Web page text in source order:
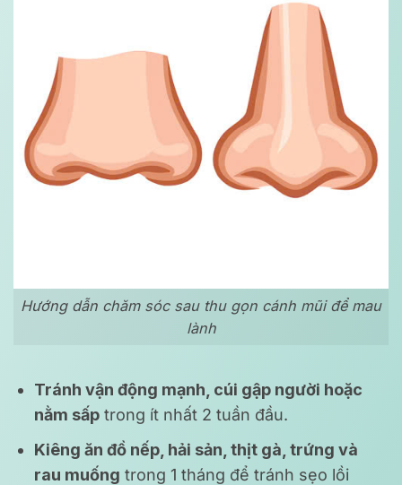
Hướng dẫn chăm sóc sau thu gọn cánh mũi để mau
lành
Tránh vận động mạnh, cúi gập người hoặc
nằm sấp trong ít nhất 2 tuần đầu.
Kiêng ăn đồ nếp, hải sản, thịt gà, trứng và
rau muống trong 1 tháng để tránh sẹo lồi